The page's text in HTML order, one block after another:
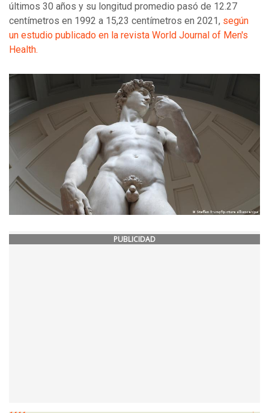
últimos 30 años y su longitud promedio pasó de 12.27
centímetros en 1992 a 15,23 centímetros en 2021, según
un estudio publicado en la revista World Journal of Men's
Health.
PUBLICIDAD